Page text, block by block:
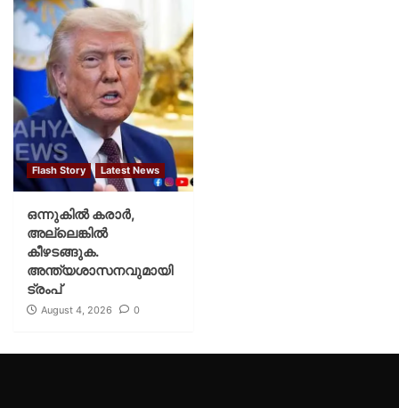
Flash Story Latest News
ഒന്നുകില്‍ കരാര്‍,
അല്ലെങ്കില്‍
കീഴടങ്ങുക.
അന്ത്യശാസനവുമായി
ട്രംപ്
August 4, 2026 0